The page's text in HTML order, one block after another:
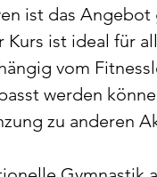
ist das
Kurs ist ideal für
vom
werden
zu anderen